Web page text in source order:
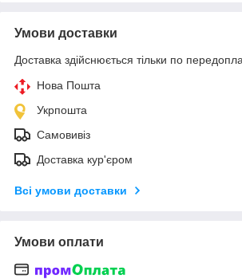
Умови доставки
Доставка здійснюється тільки по
Нова Пошта
Укрпошта
Самовивіз
Доставка кур'єром
Всі умови доставки
Умови оплати